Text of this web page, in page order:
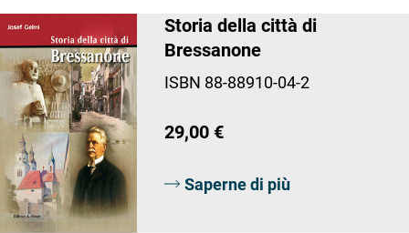
Storia della città di
Bressanone
ISBN 88-88910-04-2
29,00 €
Saperne di più